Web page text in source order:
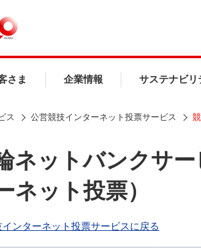
さま 企業情報 サステナビリ
ス 公営競技インターネット投票サービス
ネットバンクサ
ネット投票）
ンターネット投票サービスに戻る